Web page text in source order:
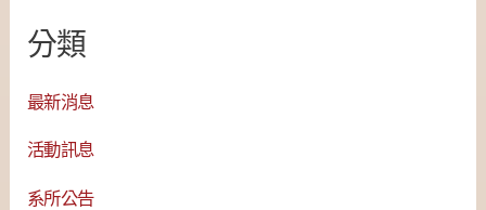
分類
最新消息
活動訊息
系所公告